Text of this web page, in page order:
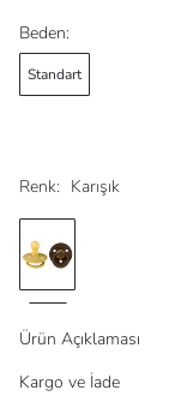
Renk: Karışık
Beden:
Standart
Ürün Açıklaması
Kargo ve İade